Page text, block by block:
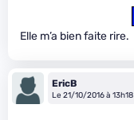
Elle m’a bien faite rire.
EricB
Le 21/10/2016 à 13h18